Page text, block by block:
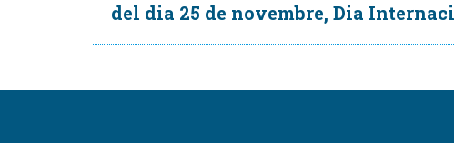
del dia 25 de novembre, Dia